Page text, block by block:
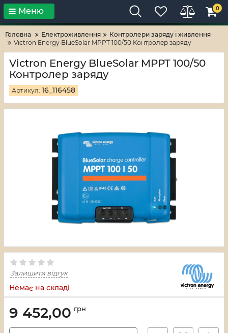
Тільки високі технології! RV-ZAFT
Меню 0
Головна Електроживлення
Контролери заряду і живлення
Victron Energy BlueSolar MPPT 100/50 Контролер заряду
Victron Energy BlueSolar MPPT 100/50
Контролер заряду
Артикул: 16_116458
Залишити відгук
Немає на складі
9 452,00 грн